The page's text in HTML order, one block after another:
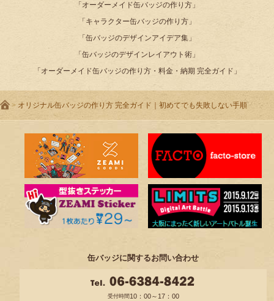
「 オーダーメイド缶バッジの作り方 」
「 キャラクター缶バッジの作り方 」
「 缶バッジのデザインアイデア集 」
「 缶バッジのデザインレイアウト術 」
「 オーダーメイド缶バッジの作り方・料金・納期 完全ガイド 」
> オリジナル缶バッジの作り方 完全ガイド｜初めてでも失敗しない手順
缶バッジに関するお問い合わせ
受付時間 10：00～17：00